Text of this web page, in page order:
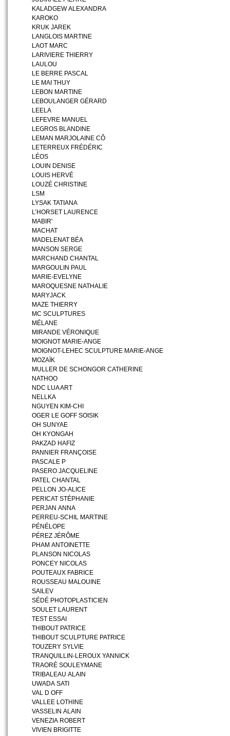
KALADGEW ALEXANDRA
KAROKO
KRUK JAREK
LANGLOIS MARTINE
LAOT MARC
LARIVIERE THIERRY
LAULOU
LE BERRE PASCAL
LE MAI THUY
LEBON MARTINE
LEBOULANGER GÉRARD
LEELA
LEFEVRE MANUEL
LEGROS BLANDINE
LEMAN MARJOLAINE CÔ
LETERREUX FRÉDÉRIC
LÉOS
LOUIN DENISE
LOUIS HERVÉ
LOUZÉ CHRISTINE
LSM
LYSAK TATIANA
L’HORSET LAURENCE
MABIR'
MACHAT
MADELENAT BÉA
MANSON SERGE
MARCHAND CHANTAL
MARGOULIN PAUL
MARIE-EVELYNE
MAROQUESNE NATHALIE
MARYJACK
MAZE THIERRY
MC SCULPTURES
MÉLANE
MIRANDE VÉRONIQUE
MOIGNOT MARIE-ANGE
MOIGNOT-LEHEC SCULPTURE MARIE-ANGE
MOZAÏK
MULLER DE SCHONGOR CATHERINE
NATHOO
NDC LUA ART
NELLKA
NGUYEN KIM-CHI
OGER LE GOFF SOISIK
OH SUNYAE
OH KYONGAH
PAKZAD HAFIZ
PANNIER FRANÇOISE
PASCALE P
PASERO JACQUELINE
PATEL CHANTAL
PELLON JO-ALICE
PERICAT STÉPHANIE
PERJAN ANNA
PERREU-SCHIL MARTINE
PÉNÉLOPE
PÉREZ JÉRÔME
PHAM ANTOINETTE
PLANSON NICOLAS
PONCEY NICOLAS
POUTEAUX FABRICE
ROUSSEAU MALOUINE
SAILEV
SÉDÉ PHOTOPLASTICIEN
SOULET LAURENT
TEST ESSAI
THIBOUT PATRICE
THIBOUT SCULPTURE PATRICE
TOUZERY SYLVIE
TRANQUILLIN-LEROUX YANNICK
TRAORÉ SOULEYMANE
TRIBALEAU ALAIN
UWADA SATI
VAL D OFF
VALLEE LOTHINE
VASSELIN ALAIN
VENEZIA ROBERT
VIVIEN BRIGITTE